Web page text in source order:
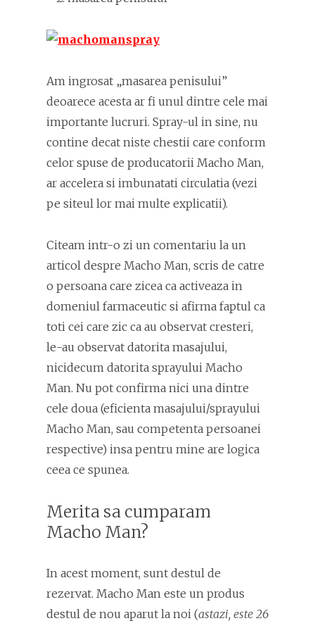
Am ingrosat „masarea penisului”
deoarece acesta ar fi unul dintre cele mai
importante lucruri. Spray-ul in sine, nu
contine decat niste chestii care conform
celor spuse de producatorii Macho Man,
ar accelera si imbunatati circulatia (vezi
pe siteul lor mai multe explicatii).
Citeam intr-o zi un comentariu la un
articol despre Macho Man, scris de catre
o persoana care zicea ca activeaza in
domeniul farmaceutic si afirma faptul ca
toti cei care zic ca au observat cresteri,
le-au observat datorita masajului,
nicidecum datorita sprayului Macho
Man. Nu pot confirma nici una dintre
cele doua (eficienta masajului/sprayului
Macho Man, sau competenta persoanei
respective) insa pentru mine are logica
ceea ce spunea.
Merita sa cumparam
Macho Man?
In acest moment, sunt destul de
rezervat. Macho Man este un produs
destul de nou aparut la noi (astazi, este 26